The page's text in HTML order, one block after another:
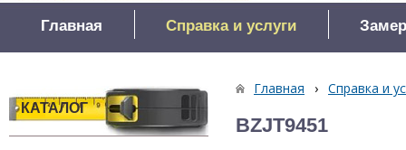
Главная Справка и услуги
КАТАЛОГ
Главная › Справка и
BZJT9451